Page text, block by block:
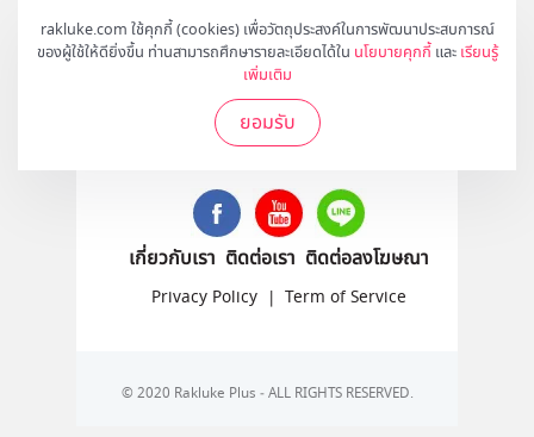
rakluke.com ใช้คุกกี้ (cookies) เพื่อวัตถุประสงค์ในการพัฒนาประสบการณ์
ของผู้ใช้ให้ดียิ่งขึ้น ท่านสามารถศึกษารายละเอียดได้ใน นโยบายคุกกี้ และ เรียนรู้
เพิ่มเติม
ยอมรับ
สมัคร
ติดตามเราได้ที่
เกี่ยวกับเรา ติดต่อเรา ติดต่อลงโฆษณา
Privacy Policy | Term of Service
© 2020 Rakluke Plus - ALL RIGHTS RESERVED.